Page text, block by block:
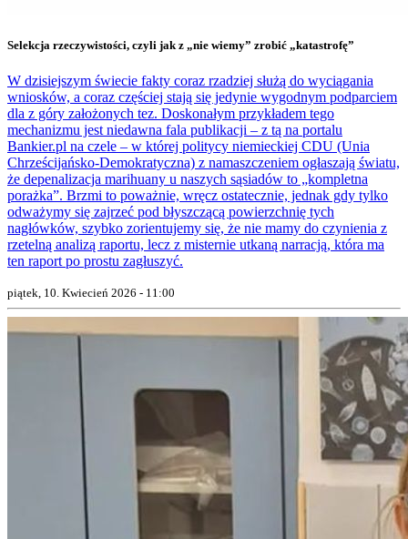
Selekcja rzeczywistości, czyli jak z „nie wiemy” zrobić „katastrofę”
W dzisiejszym świecie fakty coraz rzadziej służą do wyciągania
wniosków, a coraz częściej stają się jedynie wygodnym podparciem
dla z góry założonych tez. Doskonałym przykładem tego
mechanizmu jest niedawna fala publikacji – z tą na portalu
Bankier.pl na czele – w której politycy niemieckiej CDU (Unia
Chrześcijańsko-Demokratyczna) z namaszczeniem ogłaszają światu,
że depenalizacja marihuany u naszych sąsiadów to „kompletna
porażka”. Brzmi to poważnie, wręcz ostatecznie, jednak gdy tylko
odważymy się zajrzeć pod błyszczącą powierzchnię tych
nagłówków, szybko zorientujemy się, że nie mamy do czynienia z
rzetelną analizą raportu, lecz z misternie utkaną narracją, która ma
ten raport po prostu zagłuszyć.
piątek, 10. Kwiecień 2026 - 11:00